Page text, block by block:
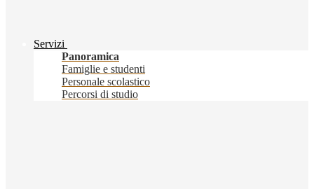
Servizi
Panoramica
Famiglie e studenti
Personale scolastico
Percorsi di studio